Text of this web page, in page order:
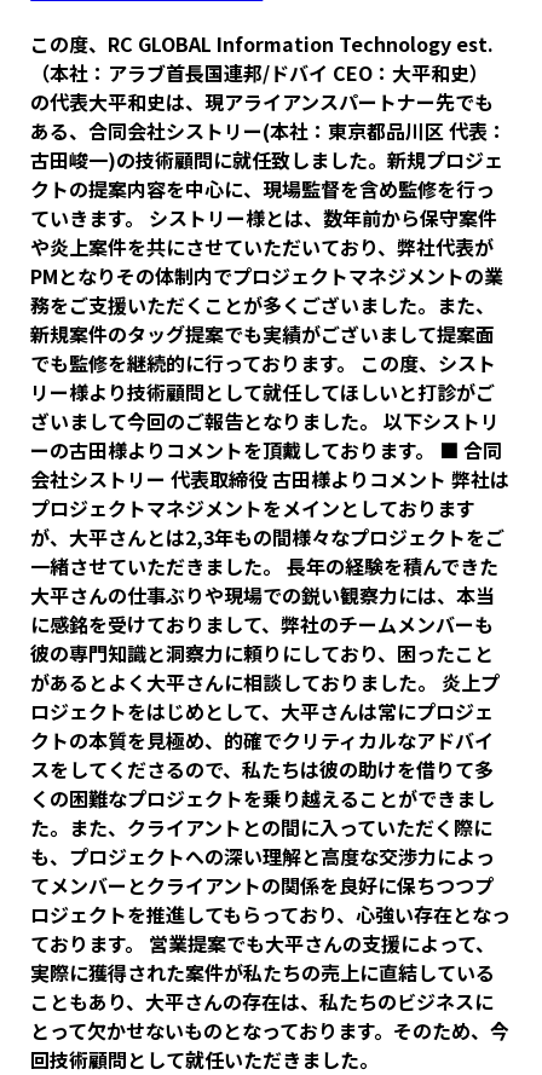
この度、RC GLOBAL Information Technology est.
（本社：アラブ首長国連邦/ドバイ CEO：大平和史）
の代表大平和史は、現アライアンスパートナー先でも
ある、合同会社シストリー(本社：東京都品川区 代表：
古田峻一)の技術顧問に就任致しました。新規プロジェ
クトの提案内容を中心に、現場監督を含め監修を行っ
ていきます。 シストリー様とは、数年前から保守案件
や炎上案件を共にさせていただいており、弊社代表が
PMとなりその体制内でプロジェクトマネジメントの業
務をご支援いただくことが多くございました。また、
新規案件のタッグ提案でも実績がございまして提案面
でも監修を継続的に行っております。 この度、シスト
リー様より技術顧問として就任してほしいと打診がご
ざいまして今回のご報告となりました。 以下シストリ
ーの古田様よりコメントを頂戴しております。 ■ 合同
会社シストリー 代表取締役 古田様よりコメント 弊社は
プロジェクトマネジメントをメインとしております
が、大平さんとは2,3年もの間様々なプロジェクトをご
一緒させていただきました。 長年の経験を積んできた
大平さんの仕事ぶりや現場での鋭い観察力には、本当
に感銘を受けておりまして、弊社のチームメンバーも
彼の専門知識と洞察力に頼りにしており、困ったこと
があるとよく大平さんに相談しておりました。 炎上プ
ロジェクトをはじめとして、大平さんは常にプロジェ
クトの本質を見極め、的確でクリティカルなアドバイ
スをしてくださるので、私たちは彼の助けを借りて多
くの困難なプロジェクトを乗り越えることができまし
た。また、クライアントとの間に入っていただく際に
も、プロジェクトへの深い理解と高度な交渉力によっ
てメンバーとクライアントの関係を良好に保ちつつプ
ロジェクトを推進してもらっており、心強い存在となっ
ております。 営業提案でも大平さんの支援によって、
実際に獲得された案件が私たちの売上に直結している
こともあり、大平さんの存在は、私たちのビジネスに
とって欠かせないものとなっております。そのため、今
回技術顧問として就任いただきました。